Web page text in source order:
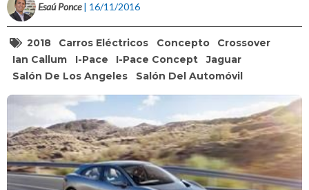
Esaú Ponce | 16/11/2016
2018 Carros Eléctricos Concepto
Crossover
Ian Callum
I-Pace I-Pace Concept
Jaguar
Salón De Los Angeles
Salón Del Automóvil